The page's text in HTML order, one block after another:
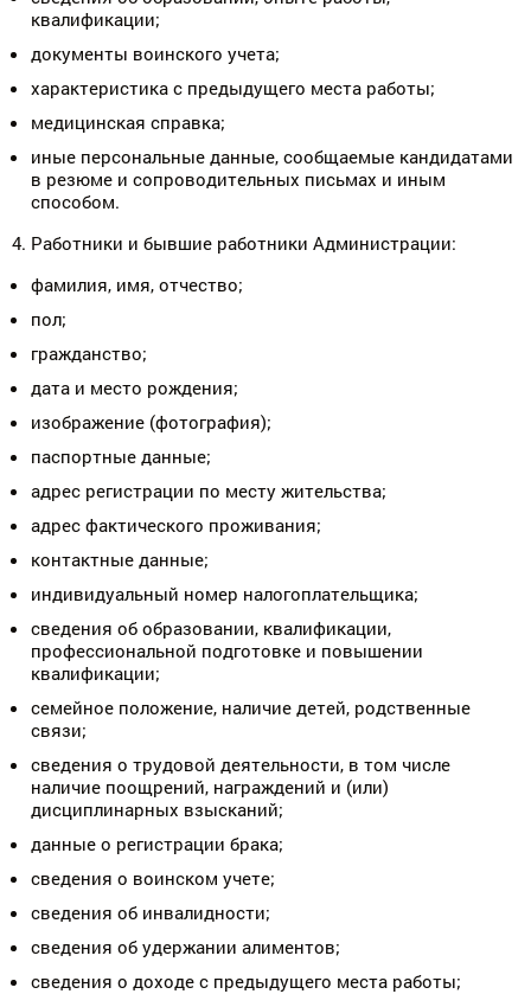
квалификации;
документы воинского учета;
характеристика с предыдущего места работы;
медицинская справка;
иные персональные данные, сообщаемые кандидатами
в резюме и сопроводительных письмах и иным
способом.
Работники и бывшие работники Администрации:
фамилия, имя, отчество;
пол;
гражданство;
дата и место рождения;
изображение (фотография);
паспортные данные;
адрес регистрации по месту жительства;
адрес фактического проживания;
контактные данные;
индивидуальный номер налогоплательщика;
сведения об образовании, квалификации,
профессиональной подготовке и повышении
квалификации;
семейное положение, наличие детей, родственные
связи;
сведения о трудовой деятельности, в том числе
наличие поощрений, награждений и (или)
дисциплинарных взысканий;
данные о регистрации брака;
сведения о воинском учете;
сведения об инвалидности;
сведения об удержании алиментов;
сведения о доходе с предыдущего места работы;